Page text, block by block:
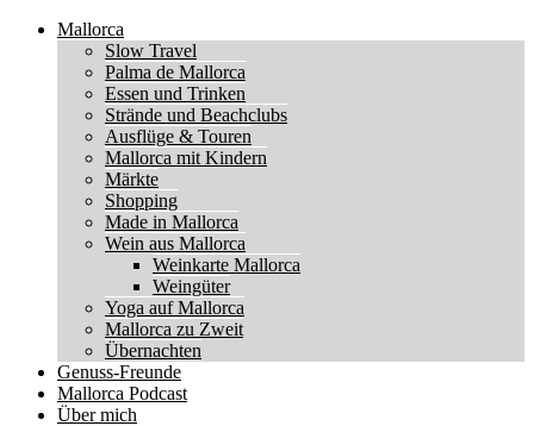
Mallorca
Slow Travel
Palma de Mallorca
Essen und Trinken
Strände und Beachclubs
Ausflüge & Touren
Mallorca mit Kindern
Märkte
Shopping
Made in Mallorca
Wein aus Mallorca
Weinkarte Mallorca
Weingüter
Yoga auf Mallorca
Mallorca zu Zweit
Übernachten
Genuss-Freunde
Mallorca Podcast
Über mich